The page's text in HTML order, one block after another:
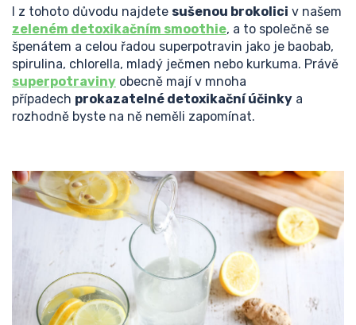
I z tohoto důvodu najdete sušenou brokolici v našem
zeleném detoxikačním smoothie, a to společně se
špenátem a celou řadou superpotravin jako je baobab,
spirulina, chlorella, mladý ječmen nebo kurkuma. Právě
superpotraviny obecně mají v mnoha
případech prokazatelné detoxikační účinky a
rozhodně byste na ně neměli zapomínat.